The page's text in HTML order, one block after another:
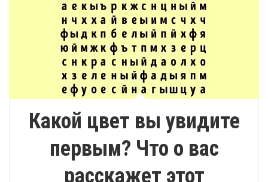
Какой цвет вы увидите
первым? Что о вас
расскажет этот